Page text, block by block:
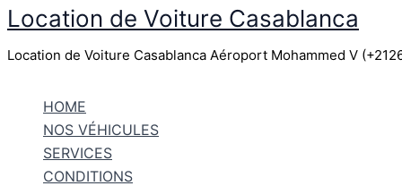
Aller
contenu
Location de Voiture Casablanca
Location de Voiture Casablanca Aéroport Mohammed V
HOME
NOS VÉHICULES
SERVICES
CONDITIONS